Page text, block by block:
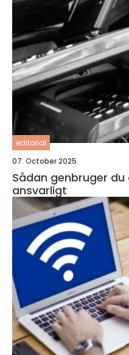
editorial
07. October 2025
Sådan genbruger
ansvarligt